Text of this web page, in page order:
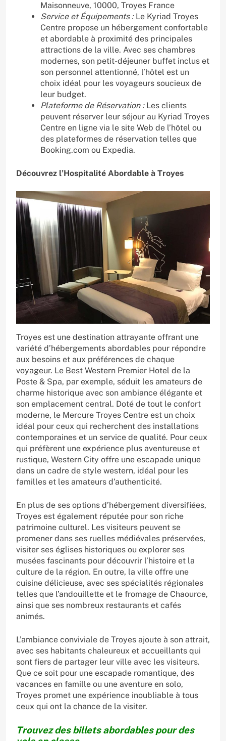
Maisonneuve, 10000, Troyes France
Service et Équipements :Le Kyriad Troyes
Centre propose un hébergement confortable
et abordable à proximité des principales
attractions de la ville. Avec ses chambres
modernes, son petit-déjeuner buffet inclus et
son personnel attentionné, l’hôtel est un
choix idéal pour les voyageurs soucieux de
leur budget.
Plateforme de Réservation :Les clients
peuvent réserver leur séjour au Kyriad Troyes
Centre en ligne via le site Web de l’hôtel ou
des plateformes de réservation telles que
Booking.com ou Expedia.
Découvrez l’Hospitalité Abordable à Troyes
Troyes est une destination attrayante offrant une
variété d’hébergements abordables pour répondre
aux besoins et aux préférences de chaque
voyageur. Le Best Western Premier Hotel de la
Poste & Spa, par exemple, séduit les amateurs de
charme historique avec son ambiance élégante et
son emplacement central. Doté de tout le confort
moderne, le Mercure Troyes Centre est un choix
idéal pour ceux qui recherchent des installations
contemporaines et un service de qualité. Pour ceux
qui préfèrent une expérience plus aventureuse et
rustique, Western City offre une escapade unique
dans un cadre de style western, idéal pour les
familles et les amateurs d’authenticité.
En plus de ses options d’hébergement diversifiées,
Troyes est également réputée pour son riche
patrimoine culturel. Les visiteurs peuvent se
promener dans ses ruelles médiévales préservées,
visiter ses églises historiques ou explorer ses
musées fascinants pour découvrir l’histoire et la
culture de la région. En outre, la ville offre une
cuisine délicieuse, avec ses spécialités régionales
telles que l’andouillette et le fromage de Chaource,
ainsi que ses nombreux restaurants et cafés
animés.
L’ambiance conviviale de Troyes ajoute à son attrait,
avec ses habitants chaleureux et accueillants qui
sont fiers de partager leur ville avec les visiteurs.
Que ce soit pour une escapade romantique, des
vacances en famille ou une aventure en solo,
Troyes promet une expérience inoubliable à tous
ceux qui ont la chance de la visiter.
Trouvez des billets abordables pour des